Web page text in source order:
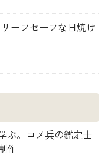
ーフセーフな日焼け
ぶ。コメ兵の鑑定士
作